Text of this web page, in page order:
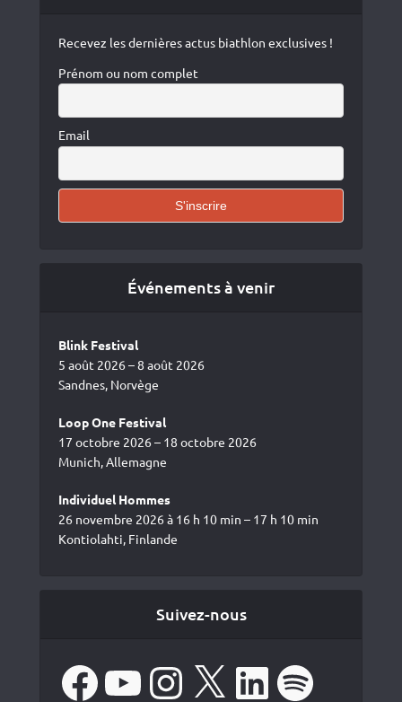
Recevez les dernières actus biathlon exclusives !
Prénom ou nom complet
Email
Événements à venir
Blink Festival
5 août 2026 – 8 août 2026
Sandnes, Norvège
Loop One Festival
17 octobre 2026 – 18 octobre 2026
Munich, Allemagne
Individuel Hommes
26 novembre 2026 à 16 h 10 min – 17 h 10 min
Kontiolahti, Finlande
Suivez-nous
FacebookYouTube Instagram LinkedIn Spotify